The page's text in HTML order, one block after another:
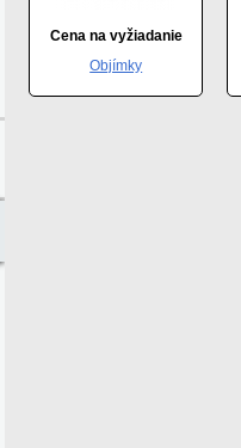
Cena na vyžiadanie
Objímky